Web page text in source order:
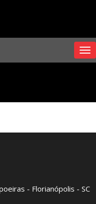
- Florianópolis - SC